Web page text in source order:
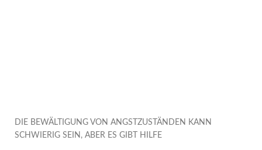
DIE BEWÄLTIGUNG VON ANGSTZUSTÄNDEN KANN
SCHWIERIG SEIN, ABER ES GIBT HILFE